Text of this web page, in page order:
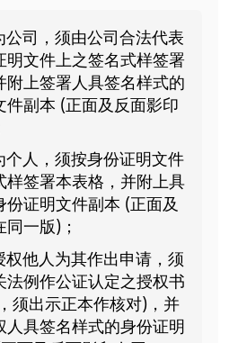
公司，须由公司合法代表
明文件上之签名式样签署
附上签署人具签名样式的
件副本 (正面及反面影印
个人，须按身份证明文件
样签署本表格，并附上具
份证明文件副本 (正面及
一版)；
权他人为其作出申请，须
法例作公证认定之授权书
须出示正本作核对)，并
人具签名样式的身份证明